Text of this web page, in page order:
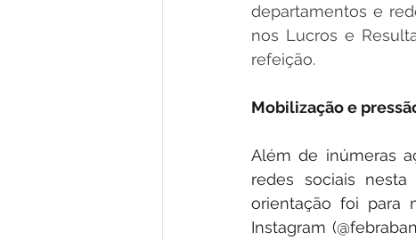
departamentos e
nos Lucros e
refeição.
Mobilização e
Além de inúmeras
redes sociais
orientação foi para
Instagram